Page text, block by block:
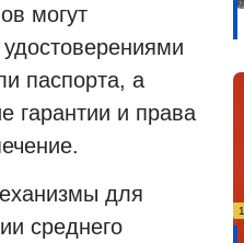
могут
паспорта, а
гарантии и права
для
среднего